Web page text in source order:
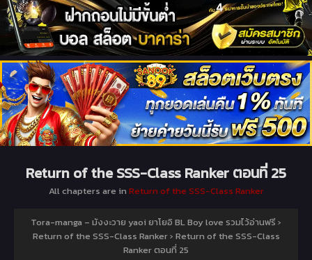
Return of the SSS-Class Ranker ตอนที่ 25
All chapters are in Return of the SSS-Class Ranker
Tora-manga – มังงะวาย yaoi ยาโยอิ BL Boy love รวมไว้อ่านฟรี ›
Return of the SSS-Class Ranker› Return of the SSS-Class
Ranker ตอนที่ 25